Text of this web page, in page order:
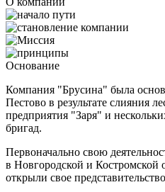
Основание
Компания "Брусина" была
Пестово в результате слияния
предприятия "Заря" и
бригад.
Первоначально свою
в Новгородской и Костромской
открыли свое